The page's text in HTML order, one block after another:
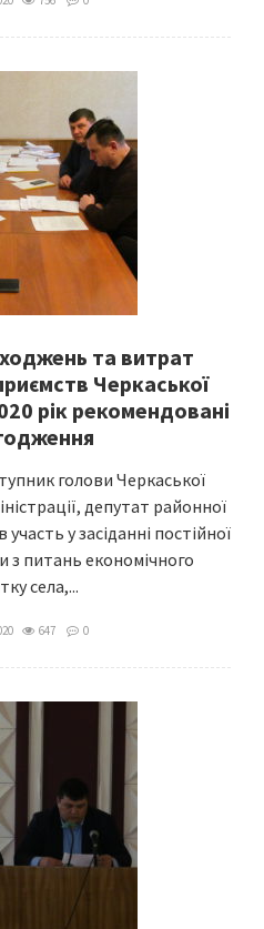
та витрат
Черкаської
рік рекомендовані
голови Черкаської
депутат районної
у засіданні постійної
з питань економічного
села,...
647 0